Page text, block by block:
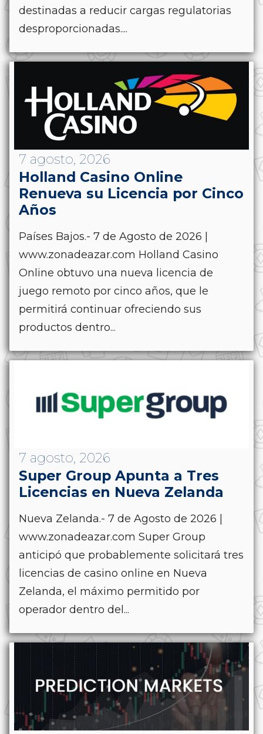
destinadas a reducir cargas regulatorias
desproporcionadas....
7 agosto, 2026
Holland Casino Online
Renueva su Licencia por Cinco
Años
Países Bajos.- 7 de Agosto de 2026 |
www.zonadeazar.com Holland Casino
Online obtuvo una nueva licencia de
juego remoto por cinco años, que le
permitirá continuar ofreciendo sus
productos dentro...
7 agosto, 2026
Super Group Apunta a Tres
Licencias en Nueva Zelanda
Nueva Zelanda.- 7 de Agosto de 2026 |
www.zonadeazar.com Super Group
anticipó que probablemente solicitará tres
licencias de casino online en Nueva
Zelanda, el máximo permitido por
operador dentro del...